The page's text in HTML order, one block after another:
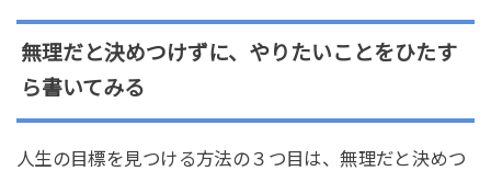
無理だと決めつけずに、やりたいことをひたす
ら書いてみる
人生の目標を見つける方法の３つ目は、無理だと決めつ